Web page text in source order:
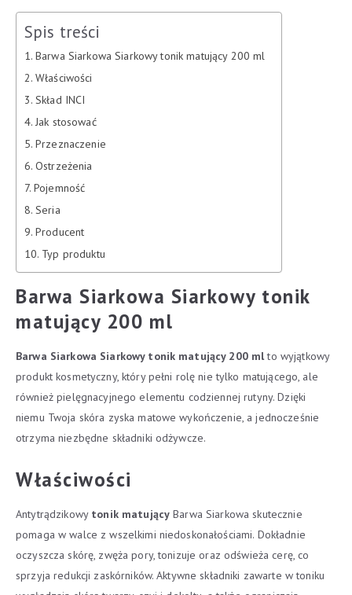
Spis treści
Barwa Siarkowa Siarkowy tonik matujący 200 ml
Właściwości
Skład INCI
Jak stosować
Przeznaczenie
Ostrzeżenia
Pojemność
Seria
Producent
Typ produktu
Barwa Siarkowa Siarkowy tonik
matujący 200 ml
Barwa Siarkowa Siarkowy tonik matujący 200 mlto wyjątkowy
produkt kosmetyczny, który pełni rolę nie tylko matującego, ale
również pielęgnacyjnego elementu codziennej rutyny. Dzięki
niemu Twoja skóra zyska matowe wykończenie, a jednocześnie
otrzyma niezbędne składniki odżywcze.
Właściwości
Antytrądzikowy tonik matujący Barwa Siarkowa skutecznie
pomaga w walce z wszelkimi niedoskonałościami. Dokładnie
oczyszcza skórę, zwęża pory, tonizuje oraz odświeża cerę, co
sprzyja redukcji zaskórników. Aktywne składniki zawarte w toniku